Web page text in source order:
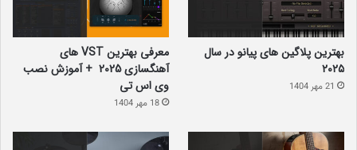
بهترین پلاگین‌ های پیانو در سال
۲۰۲۵
21 مهر 1404
معرفی بهترین VST های
آهنگسازی 2025 + آموزش نصب
وی اس تی
18 مهر 1404